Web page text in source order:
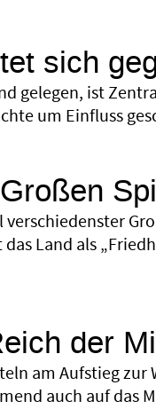
sich
gelegen, ist
um Einfluss
Land als
der
am Aufstieg zur
auch auf das